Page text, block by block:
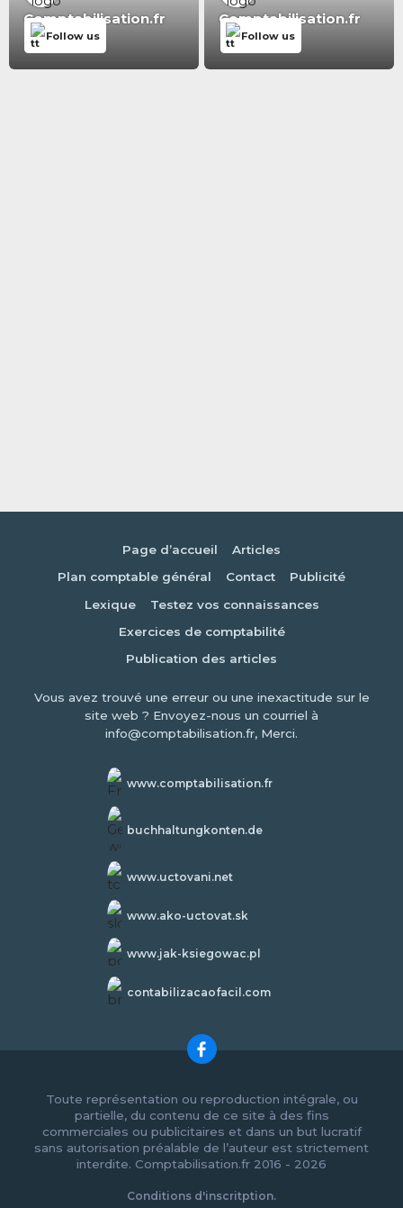
Comptabilisation.fr
Follow us
Comptabilisation.fr
Follow us
Page d’accueil
Articles
Plan comptable général
Contact
Publicité
Lexique
Testez vos connaissances
Exercices de comptabilité
Publication des articles
Vous avez trouvé une erreur ou une inexactitude sur le
site web ? Envoyez-nous un courriel à
info@comptabilisation.fr, Merci.
www.comptabilisation.fr
buchhaltungkonten.de
www.uctovani.net
www.ako-uctovat.sk
www.jak-ksiegowac.pl
contabilizacaofacil.com
Toute représentation ou reproduction intégrale, ou
partielle, du contenu de ce site à des fins
commerciales ou publicitaires et dans un but lucratif
sans autorisation préalable de l’auteur est strictement
interdite. Comptabilisation.fr 2016 - 2026
Conditions d'inscritption.